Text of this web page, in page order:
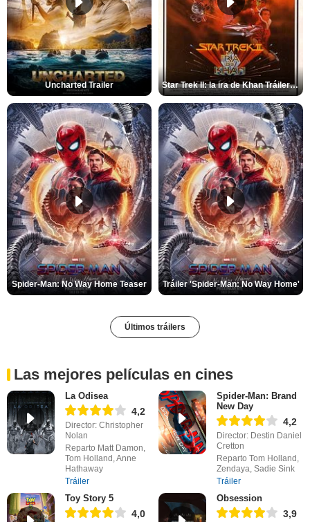
Uncharted Trailer Star Trek II: la ira de Khan Tráiler VO
Spider-Man: No Way Home Teaser Tráiler 'Spider-Man: No Way Home'
Últimos tráilers
Las mejores películas en cines
La Odisea
4,2
Director: Christopher
Nolan
Reparto Matt Damon,
Tom Holland, Anne
Hathaway
Tráiler
Spider-Man: Brand
New Day
4,2
Director: Destin Daniel
Cretton
Reparto Tom Holland,
Zendaya, Sadie Sink
Tráiler
Toy Story 5
4,0
Obsession
3,9